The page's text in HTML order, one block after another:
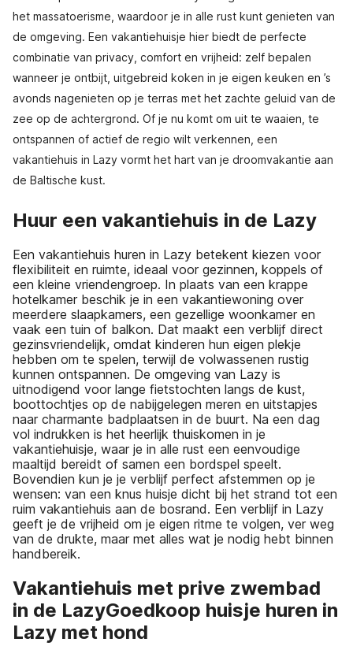
het massatoerisme, waardoor je in alle rust kunt genieten van
de omgeving. Een vakantiehuisje hier biedt de perfecte
combinatie van privacy, comfort en vrijheid: zelf bepalen
wanneer je ontbijt, uitgebreid koken in je eigen keuken en ’s
avonds nagenieten op je terras met het zachte geluid van de
zee op de achtergrond. Of je nu komt om uit te waaien, te
ontspannen of actief de regio wilt verkennen, een
vakantiehuis in Lazy vormt het hart van je droomvakantie aan
de Baltische kust.
Huur een vakantiehuis in de Lazy
Een vakantiehuis huren in Lazy betekent kiezen voor
flexibiliteit en ruimte, ideaal voor gezinnen, koppels of
een kleine vriendengroep. In plaats van een krappe
hotelkamer beschik je in een vakantiewoning over
meerdere slaapkamers, een gezellige woonkamer en
vaak een tuin of balkon. Dat maakt een verblijf direct
gezinsvriendelijk, omdat kinderen hun eigen plekje
hebben om te spelen, terwijl de volwassenen rustig
kunnen ontspannen. De omgeving van Lazy is
uitnodigend voor lange fietstochten langs de kust,
boottochtjes op de nabijgelegen meren en uitstapjes
naar charmante badplaatsen in de buurt. Na een dag
vol indrukken is het heerlijk thuiskomen in je
vakantiehuisje, waar je in alle rust een eenvoudige
maaltijd bereidt of samen een bordspel speelt.
Bovendien kun je je verblijf perfect afstemmen op je
wensen: van een knus huisje dicht bij het strand tot een
ruim vakantiehuis aan de bosrand. Een verblijf in Lazy
geeft je de vrijheid om je eigen ritme te volgen, ver weg
van de drukte, maar met alles wat je nodig hebt binnen
handbereik.
Vakantiehuis met prive zwembad
in de LazyGoedkoop huisje huren in
Lazy met hond